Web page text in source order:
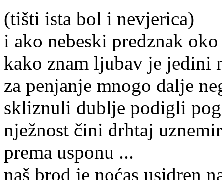
(tišti ista bol i nevjerica)
i ako nebeski predznak
kako znam ljubav je jedini
za penjanje mnogo dalje
skliznuli dublje podigli
nježnost čini drhtaj
prema usponu ...
naš brod je noćas usidren